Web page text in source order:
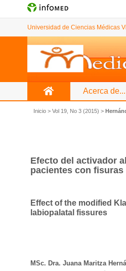
Universidad de Ciencias Médicas
Acerca de...
Inicio > Vol 19, No 3 (2015) >
Efecto del activador
pacientes con
Effect of the modified
labiopalatal fissures
MSc. Dra. Juana Maritza